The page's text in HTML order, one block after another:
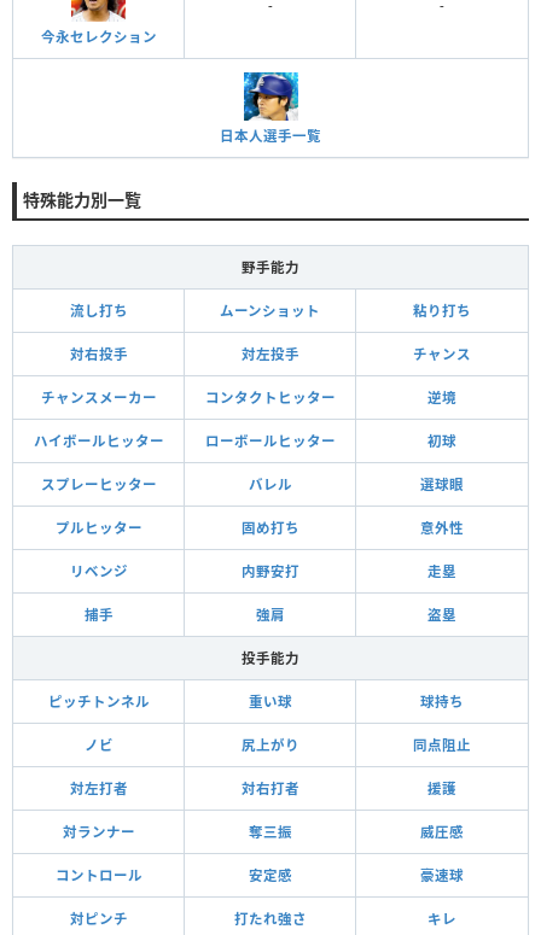
今永セレクション
- -
日本人選手一覧
特殊能力別一覧
野手能力
流し打ち ムーンショット 粘り打ち
対右投手 対左投手 チャンス
チャンスメーカー コンタクトヒッター 逆境
ハイボールヒッター ローボールヒッター 初球
スプレーヒッター バレル 選球眼
プルヒッター 固め打ち 意外性
リベンジ 内野安打 走塁
捕手 強肩 盗塁
投手能力
ピッチトンネル 重い球 球持ち
ノビ 尻上がり 同点阻止
対左打者 対右打者 援護
対ランナー 奪三振 威圧感
コントロール 安定感 豪速球
対ピンチ 打たれ強さ キレ